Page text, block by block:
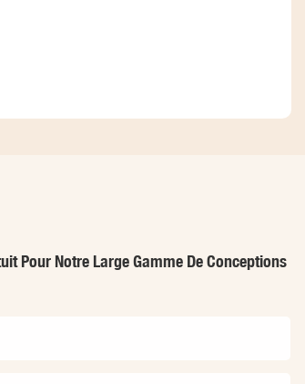
Pour Notre Large Gamme De Conceptions